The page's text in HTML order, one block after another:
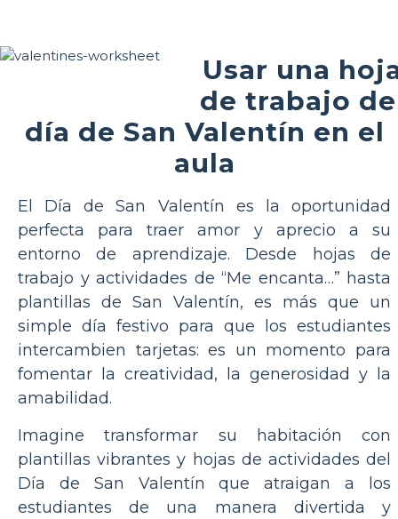
Usar una
de trabajo
día de San Valentín en el
aula
El Día de San Valentín es la oportunidad
perfecta para traer amor y aprecio a su
entorno de aprendizaje. Desde hojas de
trabajo y actividades de “Me encanta…” hasta
plantillas de San Valentín, es más que un
simple día festivo para que los estudiantes
intercambien tarjetas: es un momento para
fomentar la creatividad, la generosidad y la
amabilidad.
Imagine transformar su habitación con
plantillas vibrantes y hojas de actividades del
Día de San Valentín que atraigan a los
estudiantes de una manera divertida y